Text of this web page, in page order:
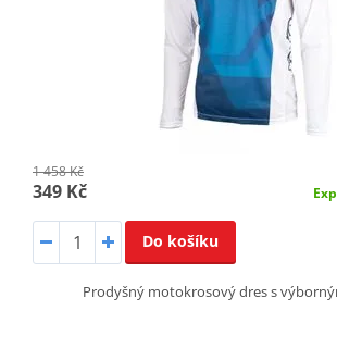
1 458 Kč
349 Kč
Do košíku
Prodyšný motokrosový dres s